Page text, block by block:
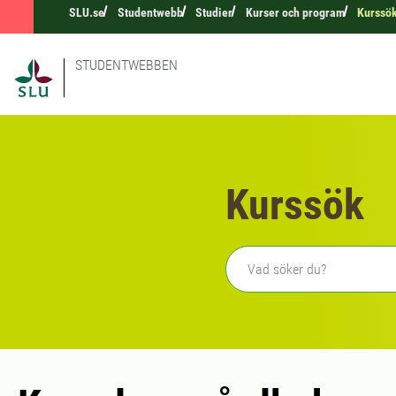
SLU.se Studentwebb Studier Kurser och program
STUDENTWEBBEN
Kurssök
Fritext sökning